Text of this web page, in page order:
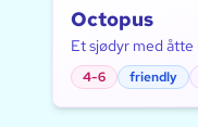
Octopus
Et sjødyr med
4-6 friendly